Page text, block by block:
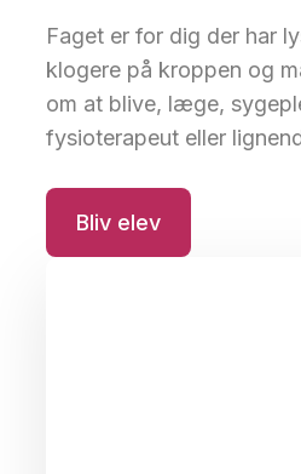
Faget er for dig der har
klogere på kroppen og
om at blive, læge,
fysioterapeut eller
Bliv elev